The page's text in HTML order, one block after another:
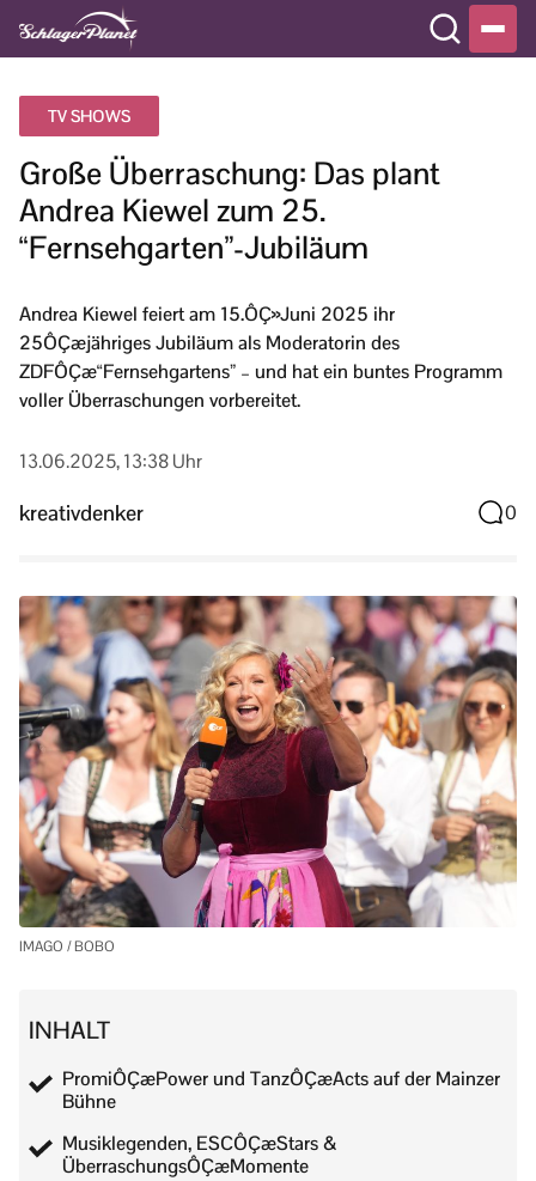
TV SHOWS
Große Überraschung: Das plant
Andrea Kiewel zum 25.
“Fernsehgarten”-Jubiläum
Andrea Kiewel feiert am 15.ÔÇ»Juni 2025 ihr
25ÔÇæjähriges Jubiläum als Moderatorin des
ZDFÔÇæ“Fernsehgartens” – und hat ein buntes Programm
voller Überraschungen vorbereitet.
13.06.2025, 13:38 Uhr
kreativdenker 0
IMAGO / BOBO
INHALT
PromiÔÇæPower und TanzÔÇæActs auf der Mainzer
Bühne
Musiklegenden, ESCÔÇæStars &
ÜberraschungsÔÇæMomente